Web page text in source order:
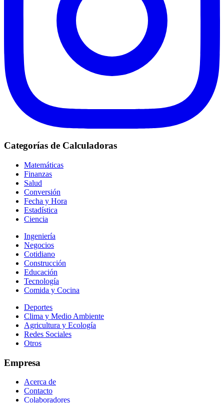
Categorías de Calculadoras
Matemáticas
Finanzas
Salud
Conversión
Fecha y Hora
Estadística
Ciencia
Ingeniería
Negocios
Cotidiano
Construcción
Educación
Tecnología
Comida y Cocina
Deportes
Clima y Medio Ambiente
Agricultura y Ecología
Redes Sociales
Otros
Empresa
Acerca de
Contacto
Colaboradores